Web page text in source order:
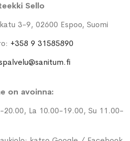
Sello
3-9, 02600 Espoo, Suomi
+358 9 31585890
on avoinna:
La 10.00-19.00, Su 11.00-